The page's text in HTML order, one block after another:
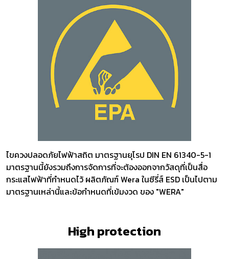
ไขควงปลอดภัยไฟฟ้าสถิต มาตรฐานยุโรป DIN EN 61340-5-1
มาตรฐานนี้ยังรวมถึงการจัดการที่จะต้องออกจากวัสดุที่เป็นสื่อ
กระแสไฟฟ้าที่กำหนดไว้ ผลิตภัณฑ์ Wera ในซีรี่ส์ ESD เป็นไปตาม
มาตรฐานเหล่านี้และข้อกำหนดที่เข้มงวด ของ "WERA"
High protection